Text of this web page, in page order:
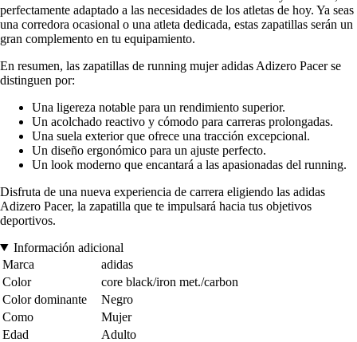
perfectamente adaptado a las necesidades de los atletas de hoy. Ya seas
una corredora ocasional o una atleta dedicada, estas zapatillas serán un
gran complemento en tu equipamiento.
En resumen, las zapatillas de running mujer adidas Adizero Pacer se
distinguen por:
Una ligereza notable para un rendimiento superior.
Un acolchado reactivo y cómodo para carreras prolongadas.
Una suela exterior que ofrece una tracción excepcional.
Un diseño ergonómico para un ajuste perfecto.
Un look moderno que encantará a las apasionadas del running.
Disfruta de una nueva experiencia de carrera eligiendo las adidas
Adizero Pacer, la zapatilla que te impulsará hacia tus objetivos
deportivos.
Información adicional
Marca
adidas
Color
core black/iron met./carbon
Color dominante
Negro
Como
Mujer
Edad
Adulto